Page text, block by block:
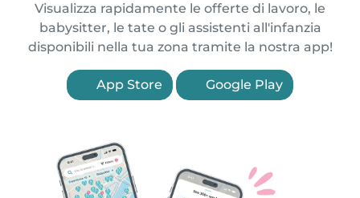
Visualizza rapidamente le offerte di lavoro, le
babysitter, le tate o gli assistenti all'infanzia
disponibili nella tua zona tramite la nostra app!
App Store Google Play